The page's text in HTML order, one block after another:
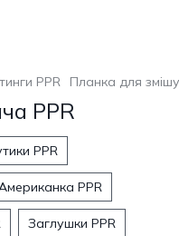
PPR Планка для
PPR
PPR
PPR
Заглушки PPR